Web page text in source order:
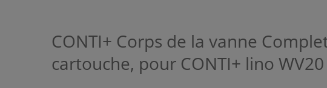
CONTI+ Corps de la vanne
cartouche, pour CONTI+ lino WV20